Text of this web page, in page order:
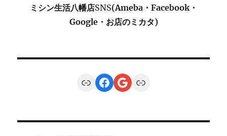
ミシン生活八幡店SNS(Ameba・Facebook・
Google・お店のミカタ)
LinkFacebook
Google
Link